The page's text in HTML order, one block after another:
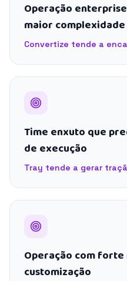
Operação
maior complexidade
Convertize tende a
Time enxuto que
de execução
Tray tende a gerar
Operação com
customização